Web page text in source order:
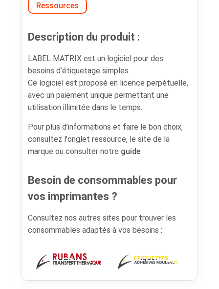
Ressources
Description du produit :
LABEL MATRIX est un logiciel pour des
besoins d’étiquetage simples.
Ce logiciel est proposé en licence perpétuelle,
avec un paiement unique permettant une
utilisation illimitée dans le temps.
Pour plus d’informations et faire le bon choix,
consultez l'onglet ressource, le site de la
marque ou consulter notre guide.
Besoin de consommables pour
vos imprimantes ?
Consultez nos autres sites pour trouver les
consommables adaptés à vos besoins :